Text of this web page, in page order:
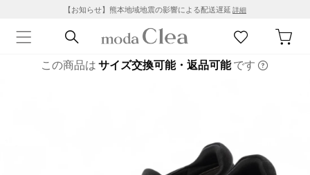
【お知らせ】熊本地域地震の影響による配送遅延 詳細
この商品は サイズ交換可能・返品可能です